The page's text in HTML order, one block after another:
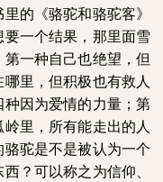
的《骆驼和骆驼客》
一个结果，那里面雪
一种自己也绝望，但
里，但积极也有救人
因为爱情的力量；第
里，所有能走出的人
驼是不是被认为一个
？可以称之为信仰、